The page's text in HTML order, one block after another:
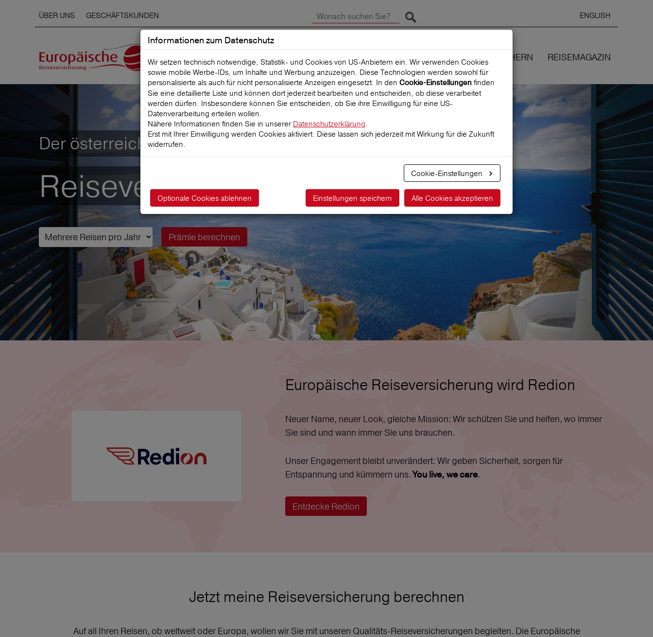
ÜBER UNS GESCHÄFTSKUNDEN
Suche starten
Ausgewählte
Sprache:
DEUTSCH
ENGLISH
SCHADEN MELDEN REISEVERSICHERUNGEN WIR VERSICHERN REISEMAGAZIN
Der österreichische Marktführer für
Reiseversicherungen
Prämie berechnen
Europäische Reiseversicherung wird Redion
Neuer Name, neuer Look, gleiche Mission: Wir schützen Sie und helfen, wo immer
Sie sind und wann immer Sie uns brauchen.
Unser Engagement bleibt unverändert: Wir geben Sicherheit, sorgen für
Entspannung und kümmern uns.You live, we care.
Entdecke Redion
Jetzt meine Reiseversicherung berechnen
Auf all Ihren Reisen, ob weltweit oder Europa, wollen wir Sie mit unseren Qualitäts-Reiseversicherungen begleiten. Die Europäische
Informationen zum Datenschutz
Wir setzen technisch notwendige, Statistik- und Cookies von US-Anbietern ein. Wir verwenden Cookies
sowie mobile Werbe‑IDs, um Inhalte und Werbung anzuzeigen. Diese Technologien werden sowohl für
personalisierte als auch für nicht personalisierte Anzeigen eingesetzt. In den Cookie-Einstellungen finden
Sie eine detaillierte Liste und können dort jederzeit bearbeiten und entscheiden, ob diese verarbeitet
werden dürfen. Insbesondere können Sie entscheiden, ob Sie ihre Einwilligung für eine US-
Datenverarbeitung erteilen wollen.
Nähere Informationen finden Sie in unserer Datenschutzerklärung.
Erst mit Ihrer Einwilligung werden Cookies aktiviert. Diese lassen sich jederzeit mit Wirkung für die Zukunft
widerrufen.
Cookie-Einstellungen
Alle Cookies akzeptieren
Optionale Cookies ablehnen Einstellungen speichern